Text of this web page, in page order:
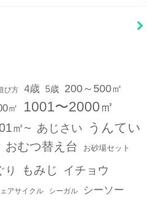
び方 4歳 5歳 200～500㎡
㎡
1001〜2000㎡
㎡~ あじさい うんてい
おむつ替え台 お砂場セット
り もみじ
イチョウ
アサイクル シーガル シーソー